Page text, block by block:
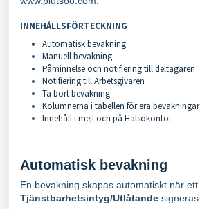
INNEHÅLLSFÖRTECKNING
Automatisk bevakning
Manuell bevakning
Påminnelse och notifiering till deltagaren
Notifiering till Arbetsgivaren
Ta bort bevakning
Kolumnerna i tabellen för era bevakningar
Innehåll i mejl och på Hälsokontot
Automatisk bevakning
En bevakning skapas automatiskt när ett
Tjänstbarhetsintyg/Utlåtande signeras.